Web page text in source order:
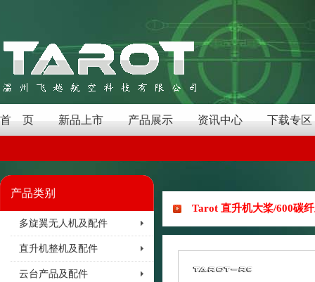
首 页 新品上市 产品展示 资讯中心 下载专区
产品类别
多旋翼无人机及配件
直升机整机及配件
云台产品及配件
Tarot 直升机大桨/600碳